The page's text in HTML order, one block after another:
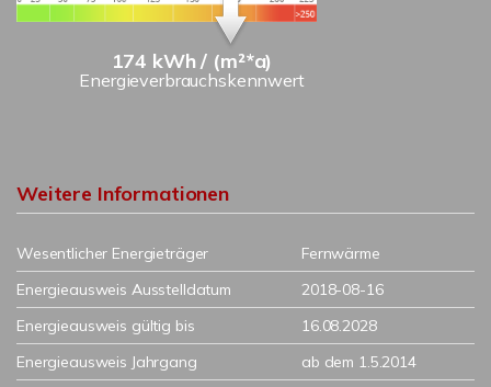
174 kWh / (m²*a)
Energieverbrauchskennwert
Weitere Informationen
Wesentlicher Energieträger
Fernwärme
Energieausweis Ausstelldatum
2018-08-16
Energieausweis gültig bis
16.08.2028
Energieausweis Jahrgang
ab dem 1.5.2014